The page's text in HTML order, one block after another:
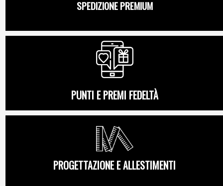
SPEDIZIONE PREMIUM
PUNTI E PREMI FEDELTÀ
PROGETTAZIONE E ALLESTIMENTI